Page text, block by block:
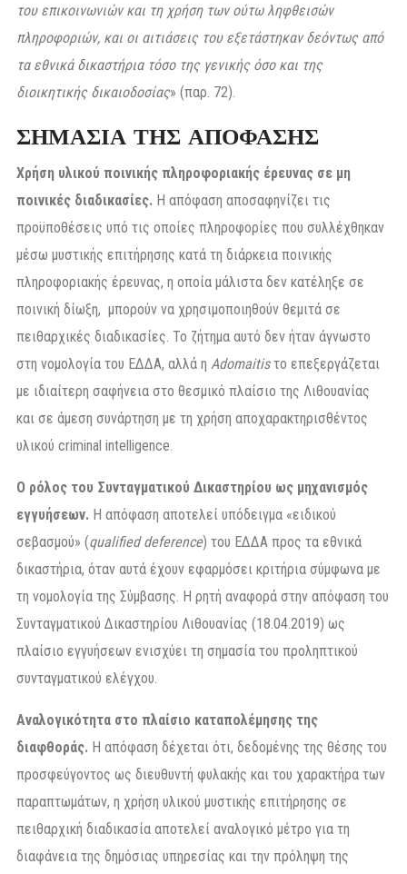
του επικοινωνιών και τη χρήση των ούτω ληφθεισών
πληροφοριών, και οι αιτιάσεις του εξετάστηκαν δεόντως από
τα εθνικά δικαστήρια τόσο της γενικής όσο και της
διοικητικής δικαιοδοσίας» (παρ. 72).
ΣΗΜΑΣΙΑ ΤΗΣ ΑΠΟΦΑΣΗΣ
Χρήση υλικού ποινικής πληροφοριακής έρευνας σε μη
ποινικές διαδικασίες. Η απόφαση αποσαφηνίζει τις
προϋποθέσεις υπό τις οποίες πληροφορίες που συλλέχθηκαν
μέσω μυστικής επιτήρησης κατά τη διάρκεια ποινικής
πληροφοριακής έρευνας, η οποία μάλιστα δεν κατέληξε σε
ποινική δίωξη, μπορούν να χρησιμοποιηθούν θεμιτά σε
πειθαρχικές διαδικασίες. Το ζήτημα αυτό δεν ήταν άγνωστο
στη νομολογία του ΕΔΔΑ, αλλά η Adomaitisτο επεξεργάζεται
με ιδιαίτερη σαφήνεια στο θεσμικό πλαίσιο της Λιθουανίας
και σε άμεση συνάρτηση με τη χρήση αποχαρακτηρισθέντος
υλικού criminal intelligence.
Ο ρόλος του Συνταγματικού Δικαστηρίου ως μηχανισμός
εγγυήσεων. Η απόφαση αποτελεί υπόδειγμα «ειδικού
σεβασμού» (qualified deference) του ΕΔΔΑ προς τα εθνικά
δικαστήρια, όταν αυτά έχουν εφαρμόσει κριτήρια σύμφωνα με
τη νομολογία της Σύμβασης. Η ρητή αναφορά στην απόφαση του
Συνταγματικού Δικαστηρίου Λιθουανίας (18.04.2019) ως
πλαίσιο εγγυήσεων ενισχύει τη σημασία του προληπτικού
συνταγματικού ελέγχου.
Αναλογικότητα στο πλαίσιο καταπολέμησης της
διαφθοράς. Η απόφαση δέχεται ότι, δεδομένης της θέσης του
προσφεύγοντος ως διευθυντή φυλακής και του χαρακτήρα των
παραπτωμάτων, η χρήση υλικού μυστικής επιτήρησης σε
πειθαρχική διαδικασία αποτελεί αναλογικό μέτρο για τη
διαφάνεια της δημόσιας υπηρεσίας και την πρόληψη της